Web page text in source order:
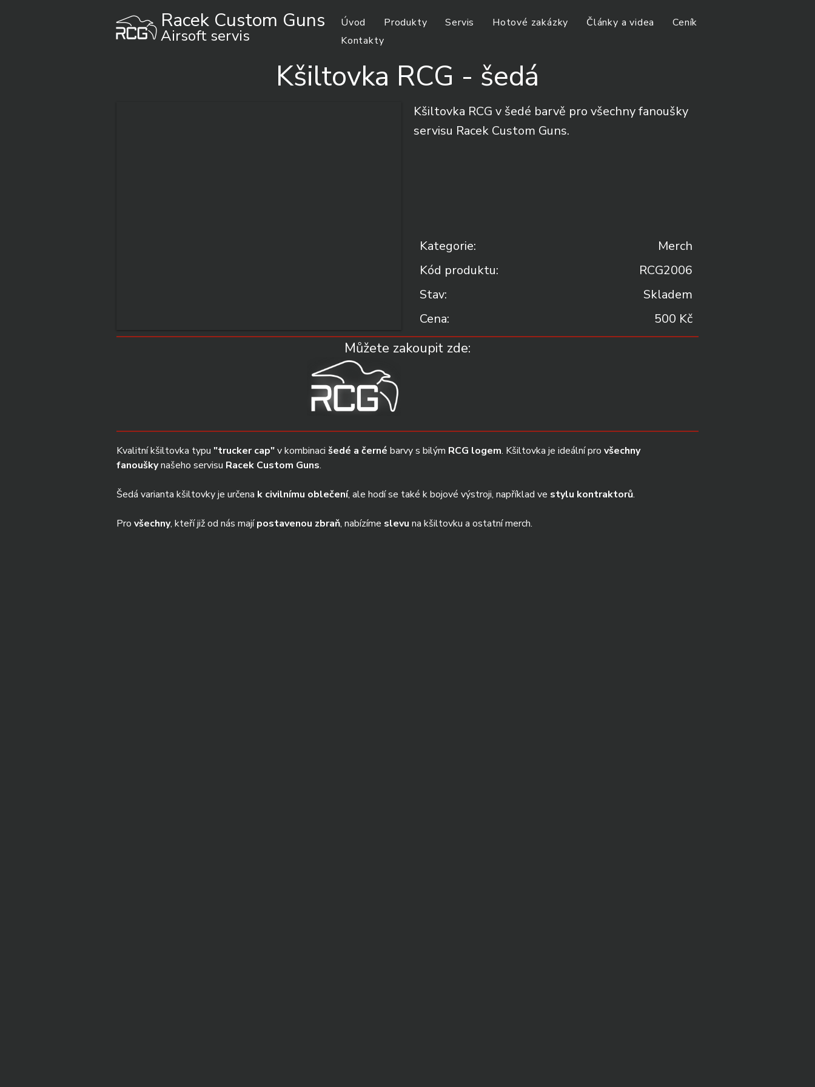
Racek Custom Guns
Airsoft servis
Úvod Produkty Servis Hotové zakázky Články a videa
Ceník
Kontakty
Kšiltovka RCG - šedá
Kšiltovka RCG v šedé barvě pro všechny fanoušky
servisu Racek Custom Guns.
Kategorie:
Merch
Kód produktu:
RCG2006
Stav:
Skladem
Cena:
500 Kč
Můžete zakoupit zde:
Kvalitní kšiltovka typu "trucker cap" v kombinaci šedé a černé barvy s bilým RCG logem. Kšiltovka je ideální pro všechny
fanoušky našeho servisu Racek Custom Guns.
Šedá varianta kšiltovky je určena k civilnímu oblečení, ale hodí se také k bojové výstroji, například ve stylu kontraktorů.
Pro všechny, kteří již od nás mají postavenou zbraň, nabízíme slevu na kšiltovku a ostatní merch.